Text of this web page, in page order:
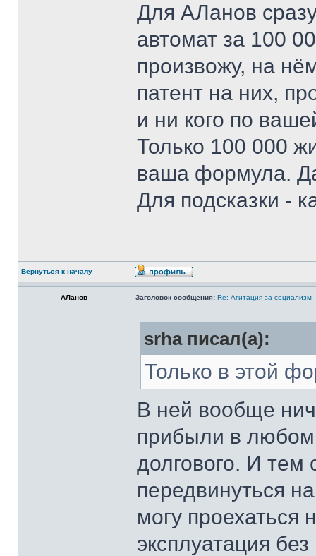
Для АЛанов
автомат за 100
произвожу, на
патент на них,
и ни кого по
Только 100 000
ваша формула.
Для подсказки -
Вернуться к началу
АЛанов Заголовок сообщения: Re: Агитация за социализм
srha писал(а):
Только в этой
В ней вообще
прибыли в любом
долгового. И
передвинуться
могу проехаться
эксплуатация